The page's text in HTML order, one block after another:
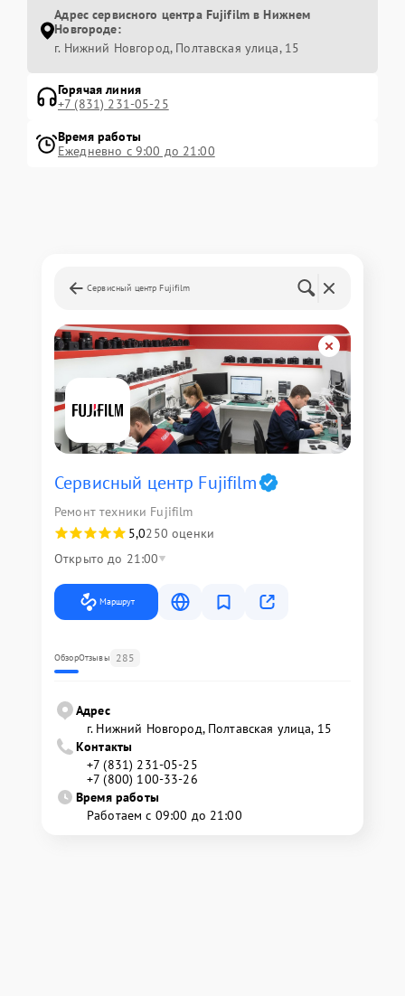
Адрес сервисного центра Fujifilm в Нижнем
Новгороде:
г. Нижний Новгород, Полтавская улица, 15
Горячая линия
+7 (831) 231-05-25
Время работы
Ежедневно с 9:00 до 21:00
Сервисный центр Fujifilm
Сервисный центр Fujifilm
Ремонт техники Fujifilm
5,0250 оценки
Открыто до 21:00
Маршрут
ОбзорОтзывы 285
Адрес
г. Нижний Новгород, Полтавская улица, 15
Контакты
+7 (831) 231-05-25
+7 (800) 100-33-26
Время работы
Работаем с 09:00 до 21:00